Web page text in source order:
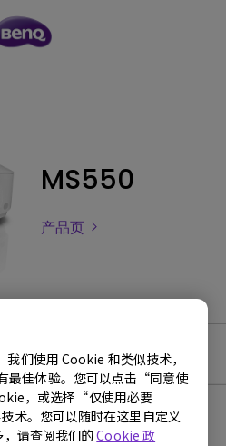
们使用 Cookie 和类似技术，
最佳体验。您可以点击“同意使
，或选择“仅使用必要
术。您可以随时在这里自定义
请查阅我们的Cookie 政
MS550
产品页